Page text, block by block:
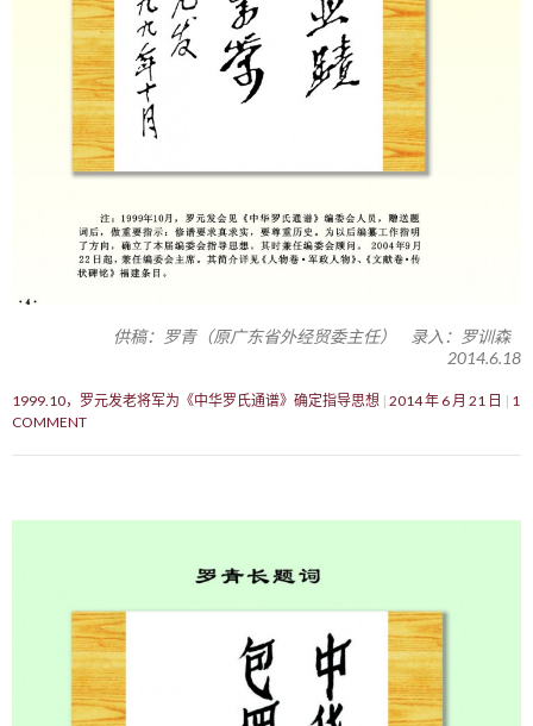
供稿：罗青（原广东省外经贸委主任） 录入：罗训森
2014.6.18
1999.10，罗元发老将军为《中华罗氏通谱》确定指导思想 2014 年 6 月 21 日
1
COMMENT